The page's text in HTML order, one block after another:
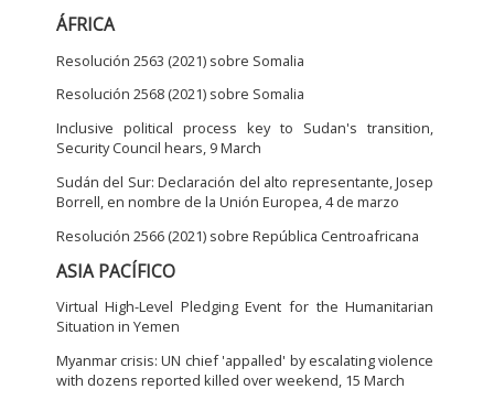
ÁFRICA
Resolución 2563 (2021) sobre Somalia
Resolución 2568 (2021) sobre Somalia
Inclusive political process key to Sudan's transition,
Security Council hears, 9 March
Sudán del Sur: Declaración del alto representante, Josep
Borrell, en nombre de la Unión Europea, 4 de marzo
Resolución 2566 (2021) sobre República Centroafricana
ASIA PACÍFICO
Virtual High-Level Pledging Event for the Humanitarian
Situation in Yemen
Myanmar crisis: UN chief 'appalled' by escalating violence
with dozens reported killed over weekend, 15 March